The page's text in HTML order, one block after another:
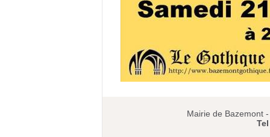
Mairie de Bazemont